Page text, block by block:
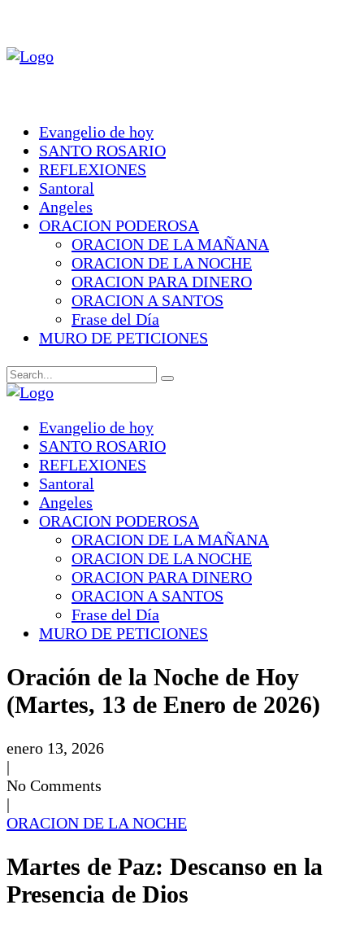
Evangelio de hoy
SANTO ROSARIO
REFLEXIONES
Santoral
Angeles
ORACION PODEROSA
ORACION DE LA MAÑANA
ORACION DE LA NOCHE
ORACION PARA DINERO
ORACION A SANTOS
Frase del Día
MURO DE PETICIONES
Evangelio de hoy
SANTO ROSARIO
REFLEXIONES
Santoral
Angeles
ORACION PODEROSA
ORACION DE LA MAÑANA
ORACION DE LA NOCHE
ORACION PARA DINERO
ORACION A SANTOS
Frase del Día
MURO DE PETICIONES
Oración de la Noche de Hoy
(Martes, 13 de Enero de 2026)
enero 13, 2026
|
No Comments
|
ORACION DE LA NOCHE
Martes de Paz: Descanso en la
Presencia de Dios